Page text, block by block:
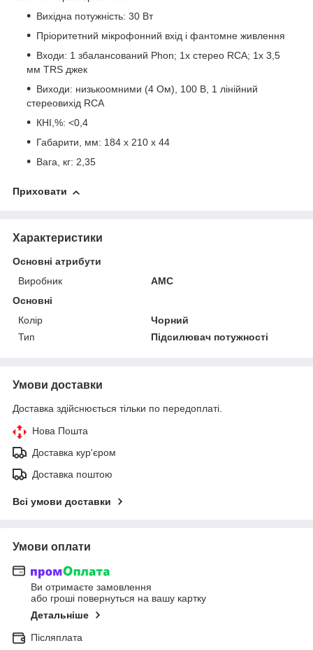
Вихідна потужність: 30 Вт
Пріоритетний мікрофонний вхід і фантомне живлення
Входи: 1 збалансований Phon; 1x стерео RCA; 1x 3,5
мм TRS джек
Виходи: низькоомними (4 Ом), 100 В, 1 лінійний
стереовихід RCA
КНІ,%: <0,4
Габарити, мм: 184 х 210 х 44
Вага, кг: 2,35
Приховати
Характеристики
Основні атрибути
Виробник
AMC
Основні
Колір
Чорний
Тип
Підсилювач потужності
Умови доставки
Доставка здійснюється тільки по передоплаті.
Нова Пошта
Доставка кур'єром
Доставка поштою
Всі умови доставки
Умови оплати
Ви отримаєте замовлення
або гроші повернуться на вашу картку
Детальніше
Післяплата